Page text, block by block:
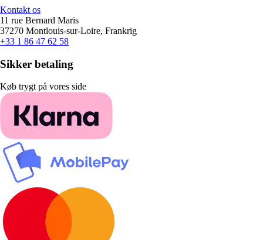
Kontakt os
11 rue Bernard Maris
37270 Montlouis-sur-Loire, Frankrig
+33 1 86 47 62 58
Sikker betaling
Køb trygt på vores side